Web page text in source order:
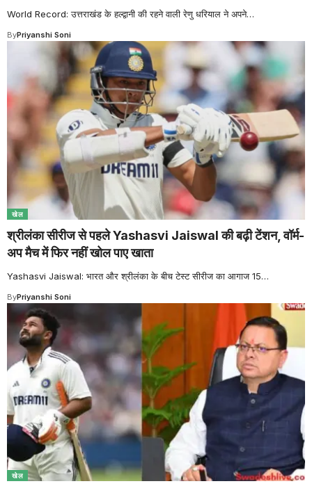
World Record: उत्तराखंड के हल्द्वानी की रहने वाली रेणु धरियाल ने अपने…
ByPriyanshi Soni
खेल
श्रीलंका सीरीज से पहले Yashasvi Jaiswal की बढ़ी टेंशन, वॉर्म-
अप मैच में फिर नहीं खोल पाए खाता
Yashasvi Jaiswal: भारत और श्रीलंका के बीच टेस्ट सीरीज का आगाज 15…
ByPriyanshi Soni
खेल